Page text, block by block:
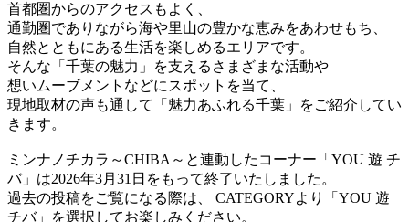
首都圏からのアクセスもよく、
通勤圏でありながら海や里山の豊かな恵みをあわせもち、
自然とともにある生活を楽しめるエリアです。
そんな「千葉の魅力」を支えるさまざまな活動や
想いムーブメントなどにスポットを当て、
現地取材の声も通して「魅力あふれる千葉」をご紹介してい
きます。
ミンナノチカラ～CHIBA～と連動したコーナー「YOU 遊 チ
バ」は2026年3月31日をもって終了いたしました。
過去の投稿をご覧になる際は、 CATEGORYより「YOU 遊
チバ」を選択してお楽しみください。